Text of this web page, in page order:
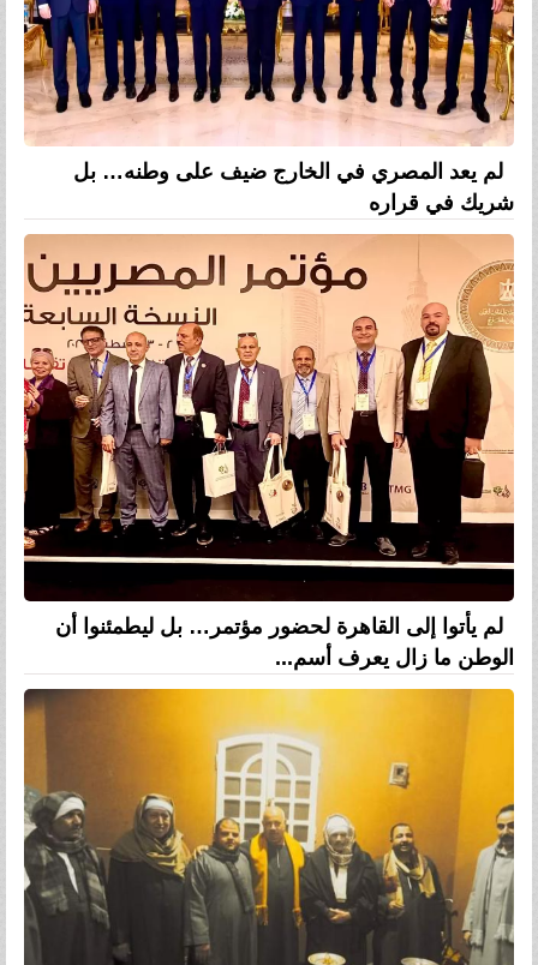
لم يعد المصري في الخارج ضيف على وطنه… بل
شريك في قراره
لم يأتوا إلى القاهرة لحضور مؤتمر… بل ليطمئنوا أن
الوطن ما زال يعرف أسم...